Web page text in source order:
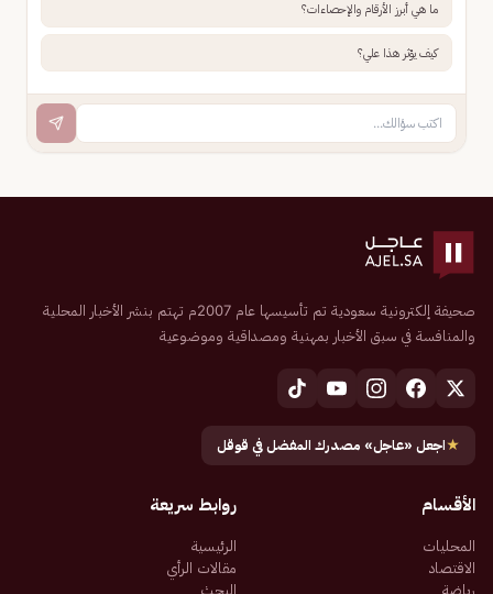
ما هي أبرز الأرقام والإحصاءات؟
كيف يؤثر هذا علي؟
صحيفة إلكترونية سعودية تم تأسيسها عام 2007م تهتم بنشر الأخبار المحلية
والمنافسة في سبق الأخبار بمهنية ومصداقية وموضوعية
★اجعل «عاجل» مصدرك المفضل في قوقل
الأقسام
المحليات
الاقتصاد
رياضة
روابط سريعة
الرئيسية
مقالات الرأي
البحث